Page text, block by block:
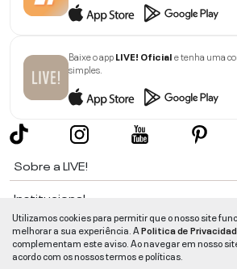
Baixe o appLIVE! Oficiale tenha uma
simples.
Sobre a LIVE!
Institucional
Informações
Ajuda
Utilizamos cookies para permitir que o nosso site
melhorar a sua experiência. APolitica de
complementam este aviso. Ao navegar em nosso
acordo com os nossos termos e políticas.